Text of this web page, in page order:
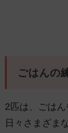
ごはんの
2匹は、ごはん
日々さまざま